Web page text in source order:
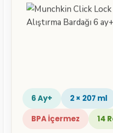
6 Ay+ 2 × 207 ml
BPA İçermez
14